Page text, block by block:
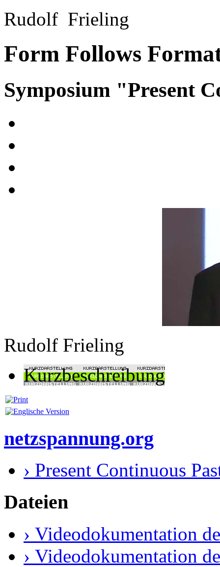
Rudolf Frieling
Form Follows
Symposium "Present
Rudolf Frieling
Kurzbeschreibung
netzspannung.org
› Present Continuous
Dateien
› Videodokumentation
› Videodokumentation